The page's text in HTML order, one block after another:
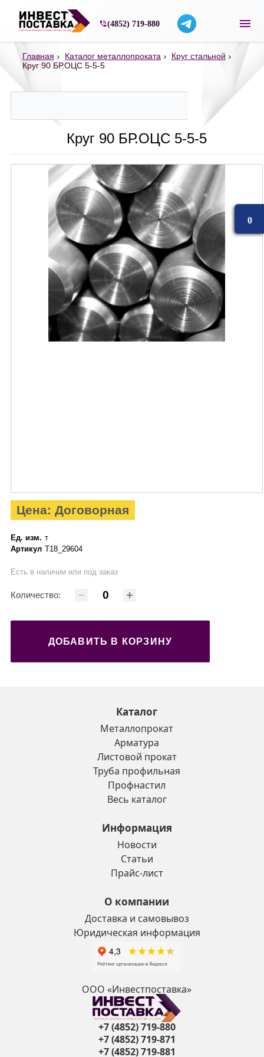
Строительные материалы со склада в
(4852) 719-880
Главная Каталог металлопроката
Круг стальной
Круг 90 БР.ОЦС 5-5-5
Круг 90 БР.ОЦС 5-5-5
Цена: Договорная
Ед. изм. т
Артикул Т18_29604
Есть в наличии или под заказ
Количество:
ДОБАВИТЬ В КОРЗИНУ
Каталог
Металлопрокат
Арматура
Листовой прокат
Труба профильная
Профнастил
Весь каталог
Информация
Новости
Статьи
Прайс-лист
О компании
Доставка и самовывоз
Юридическая информация
ООО «Инвестпоставка»
+7 (4852) 719-880
+7 (4852) 719-871
+7 (4852) 719-881
0